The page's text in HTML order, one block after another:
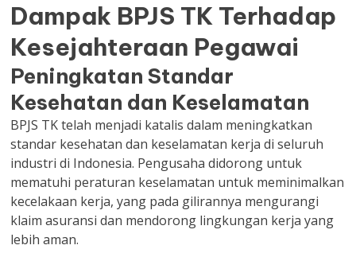
Dampak BPJS TK Terhadap
Kesejahteraan Pegawai
Peningkatan Standar
Kesehatan dan Keselamatan
BPJS TK telah menjadi katalis dalam meningkatkan
standar kesehatan dan keselamatan kerja di seluruh
industri di Indonesia. Pengusaha didorong untuk
mematuhi peraturan keselamatan untuk meminimalkan
kecelakaan kerja, yang pada gilirannya mengurangi
klaim asuransi dan mendorong lingkungan kerja yang
lebih aman.